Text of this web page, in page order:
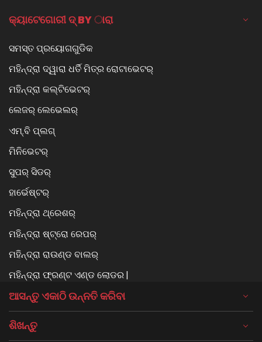
କ୍ୟାଟେଗୋରୀ ଦ୍ BY ାରା
ସମସ୍ତ ପ୍ରୟୋଗଗୁଡିକ
ମହିନ୍ଦ୍ରା ଦ୍ୱାରା ଧର୍ତି ମିତ୍ର ରୋଟାଭେଟର୍
ମହିନ୍ଦ୍ରା କଲ୍ଟିଭେଟର୍
ଲେଜର୍ ଲେଭେଲର୍
ଏମ୍.ବି ପ୍ଲଗ୍
ମିନିଭେଟର୍
ସୁପର୍ ସିଡର୍
ହାର୍ଭେଷ୍ଟର୍
ମହିନ୍ଦ୍ରା ଥ୍ରେଶର୍
ମହିନ୍ଦ୍ରା ଷ୍ଟ୍ରୋ ରେପର୍
ମହିନ୍ଦ୍ରା ରାଉଣ୍ଡ ବାଲର୍
ମହିନ୍ଦ୍ରା ଫ୍ରଣ୍ଟ ଏଣ୍ଡ ଲୋଡର |
ଆସନ୍ତୁ ଏକାଠି ଉନ୍ନତି କରିବା
ଶିଖନ୍ତୁ